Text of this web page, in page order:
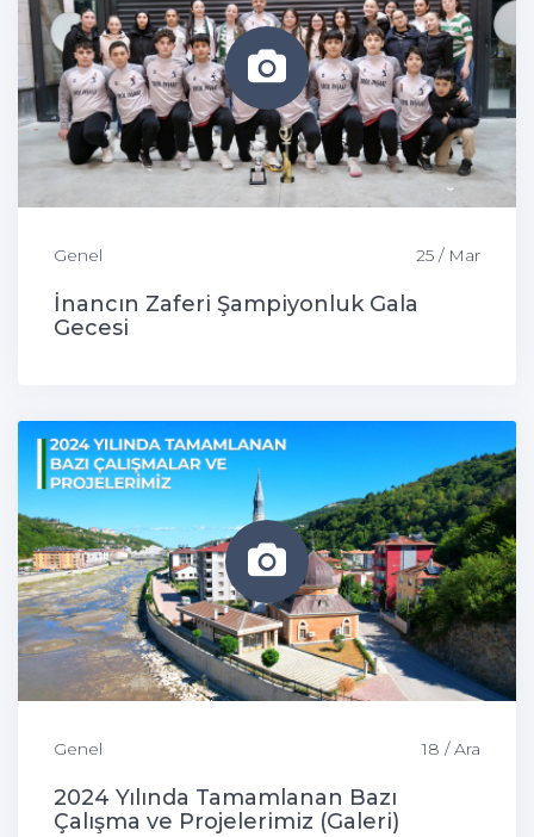
Genel 25 / Mar
İnancın Zaferi Şampiyonluk Gala
Gecesi
Genel 18 / Ara
2024 Yılında Tamamlanan Bazı
Çalışma ve Projelerimiz (Galeri)